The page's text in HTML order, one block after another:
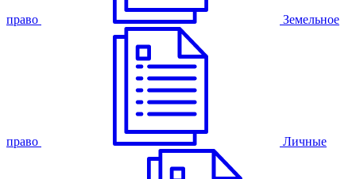
право Земельное
право Личные